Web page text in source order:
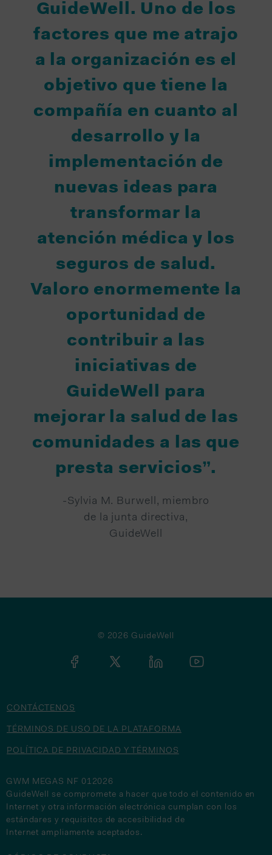
GuideWell. Uno de los
factores que me atrajo
a la organización es el
objetivo que tiene la
compañía en cuanto al
desarrollo y la
implementación de
nuevas ideas para
transformar la
atención médica y los
seguros de salud.
Valoro enormemente la
oportunidad de
contribuir a las
iniciativas de
GuideWell para
mejorar la salud de las
comunidades a las que
presta servicios”.
-Sylvia M. Burwell, miembro
de la junta directiva,
GuideWell
© 2026 GuideWell
CONTÁCTENOS
TÉRMINOS DE USO DE LA PLATAFORMA
POLÍTICA DE PRIVACIDAD Y TÉRMINOS
GWM MEGAS NF 012026
GuideWell se compromete a hacer que todo el contenido en
Internet y otra información electrónica cumplan con los
estándares y requisitos de accesibilidad de
Internet ampliamente aceptados.